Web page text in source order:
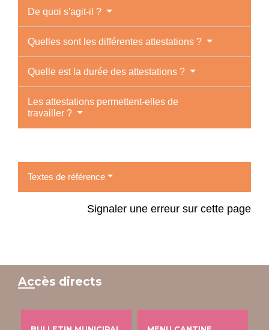
De quoi s'agit-il ?
Quelles sont les différentes attestations ?
Quelle est la durée des attestations ?
Les attestations permettent-elles de
travailler ?
Textes de référence
Signaler une erreur sur cette page
Accès directs